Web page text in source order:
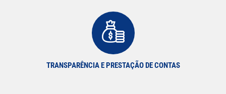
TRANSPARÊNCIA E PRESTAÇÃO DE CONTAS